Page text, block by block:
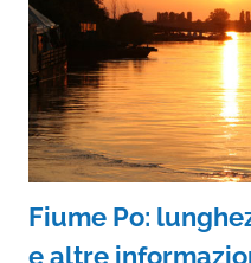
Fiume Po:
e altre